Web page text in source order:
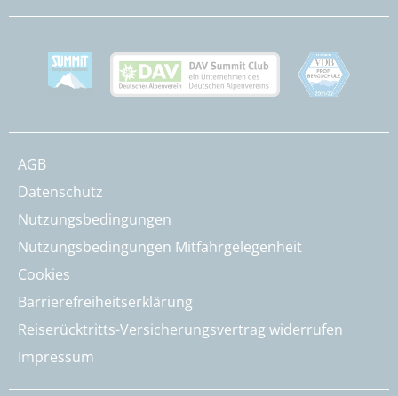
AGB
Datenschutz
Nutzungsbedingungen
Nutzungsbedingungen Mitfahrgelegenheit
Cookies
Barrierefreiheitserklärung
Reiserücktritts-Versicherungsvertrag widerrufen
Impressum